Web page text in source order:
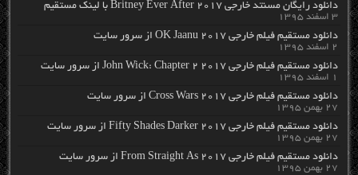
دانلود رایگان مسنتد خارجی Britney Ever After 2017 با لینک مستقیم
۳ اسفند ۱۳۹۵
دانلود مستقیم فیلم خارجی OK Jaanu 2017 از سرور سایت
۲ اسفند ۱۳۹۵
دانلود مستقیم فیلم خارجی John Wick: Chapter 2 2017 از سرور سایت
۱ اسفند ۱۳۹۵
دانلود مستقیم فیلم خارجی Cross Wars 2017 از سرور سایت
۲۷ بهمن ۱۳۹۵
دانلود مستقیم فیلم خارجی Fifty Shades Darker 2017 از سرور سایت
۲۷ بهمن ۱۳۹۵
دانلود مستقیم فیلم خارجی From Straight As 2017 از سرور سایت
۲۷ بهمن ۱۳۹۵